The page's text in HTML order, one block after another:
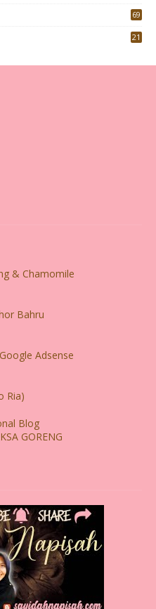
69
21
& Chamomile
Bahru
Adsense
Ria)
Blog
GORENG